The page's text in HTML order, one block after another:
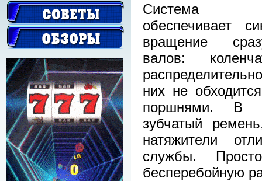
обеспечивает
вращение
валов:
них не
поршнями. В
зубчатый
натяжители
службы.
бесперебойную